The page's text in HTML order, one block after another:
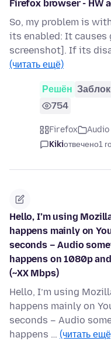
Firefox browser - HW
So, my problem is
its enabled: It
screenshot]. If its
(читать ещё)
Решён
754
Firefox Audio
Kikiотвечено1
Hello, I’m using
happens mainly on
seconds – Audio
happens on 1080p
(~XX Mbps)
Hello, I’m using
happens mainly on
seconds – Audio
happens … (читать